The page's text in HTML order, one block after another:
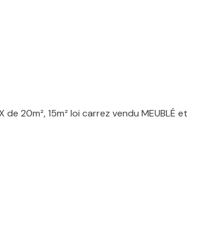
de 20m², 15m² loi carrez vendu MEUBLÉ et